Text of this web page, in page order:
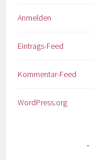
Anmelden
Eintrags-Feed
Kommentar-Feed
WordPress.org